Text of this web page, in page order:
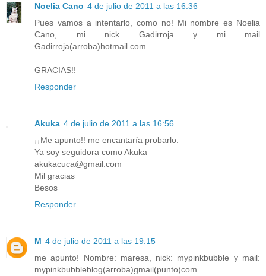
Noelia Cano 4 de julio de 2011 a las 16:36
Pues vamos a intentarlo, como no! Mi nombre es Noelia
Cano, mi nick Gadirroja y mi mail
Gadirroja(arroba)hotmail.com
GRACIAS!!
Responder
Akuka 4 de julio de 2011 a las 16:56
¡¡Me apunto!! me encantaría probarlo.
Ya soy seguidora como Akuka
akukacuca@gmail.com
Mil gracias
Besos
Responder
M 4 de julio de 2011 a las 19:15
me apunto! Nombre: maresa, nick: mypinkbubble y mail:
mypinkbubbleblog(arroba)gmail(punto)com